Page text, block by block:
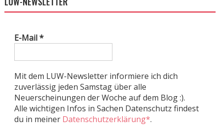
E-Mail*
Mit dem LUW-Newsletter informiere ich dich
zuverlässig jeden Samstag über alle
Neuerscheinungen der Woche auf dem Blog :).
Alle wichtigen Infos in Sachen Datenschutz findest
du in meiner Datenschutzerklärung*.